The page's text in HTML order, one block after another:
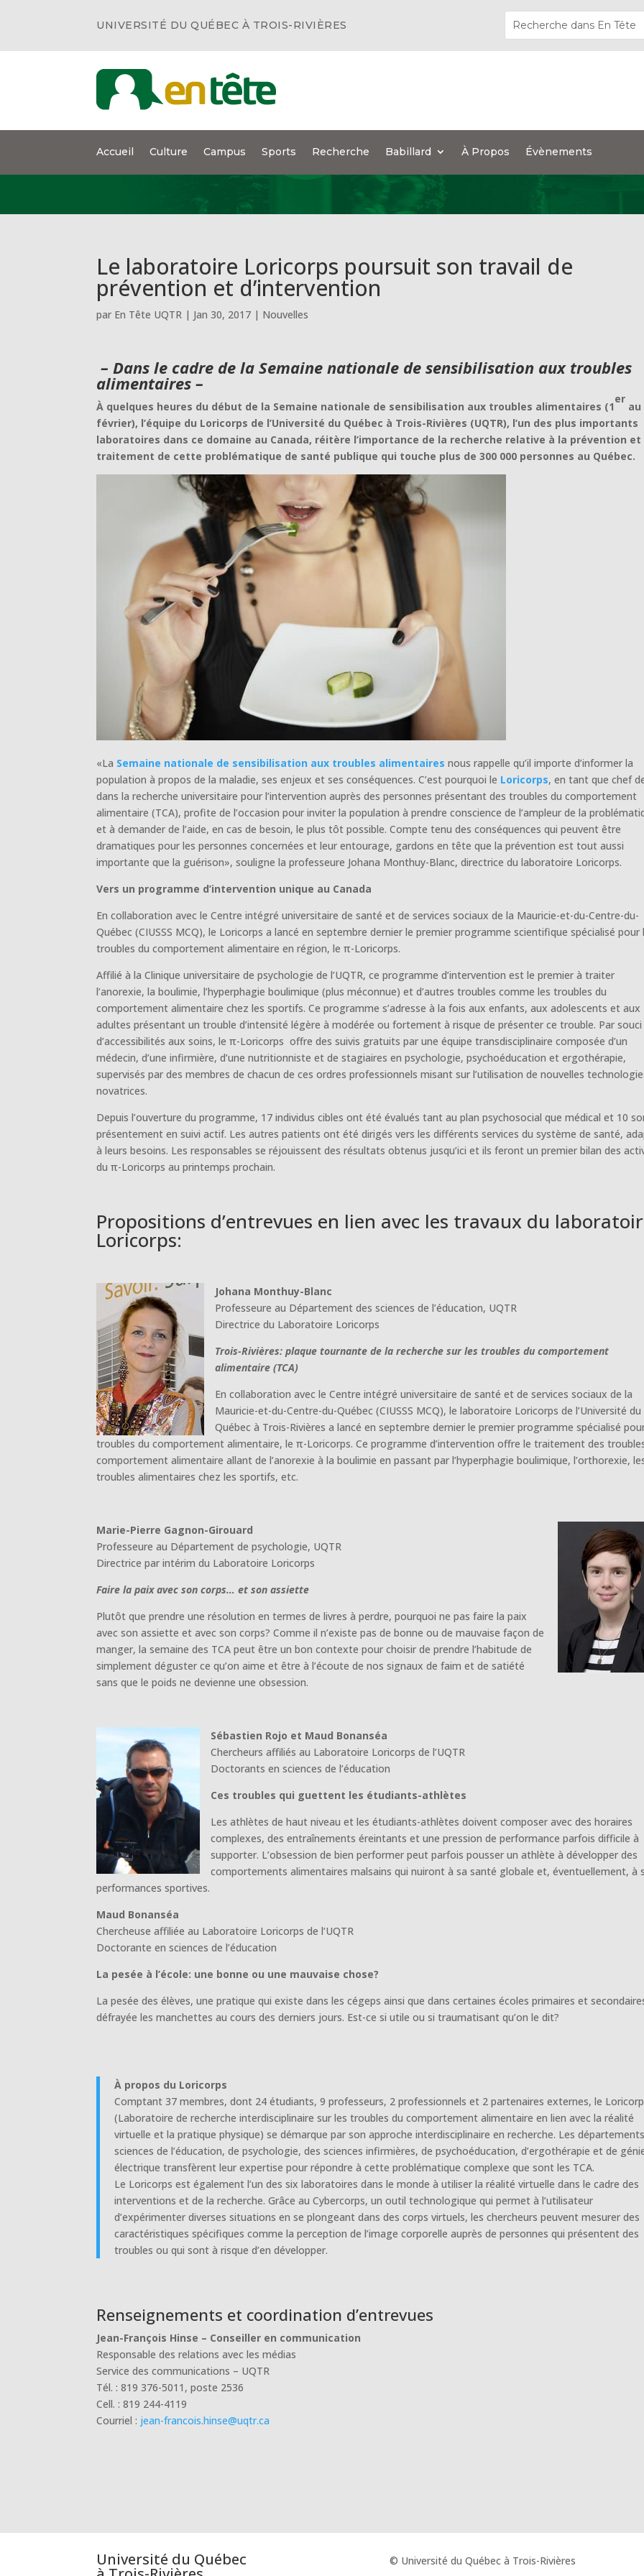
UNIVERSITÉ DU QUÉBEC À TROIS-RIVIÈRES
Accueil Culture Campus Sports Recherche Babillard À Propos Évènements
Le laboratoire Loricorps poursuit son travail de
prévention et d’intervention
par En Tête UQTR | Jan 30, 2017 | Nouvelles
– Dans le cadre de la Semaine nationale de sensibilisation aux troubles
alimentaires –
À quelques heures du début de la Semaine nationale de sensibilisation aux troubles alimentaires (1
er
au
février), l’équipe du Loricorps de l’Université du Québec à Trois-Rivières (UQTR), l’un des plus importants
laboratoires dans ce domaine au Canada, réitère l’importance de la recherche relative à la prévention et
traitement de cette problématique de santé publique qui touche plus de 300 000 personnes au Québec.
«La Semaine nationale de sensibilisation aux troubles alimentaires nous rappelle qu’il importe d’informer la
population à propos de la maladie, ses enjeux et ses conséquences. C’est pourquoi le Loricorps, en tant que chef
dans la recherche universitaire pour l’intervention auprès des personnes présentant des troubles du comportement
alimentaire (TCA), profite de l’occasion pour inviter la population à prendre conscience de l’ampleur de la
et à demander de l’aide, en cas de besoin, le plus tôt possible. Compte tenu des conséquences qui peuvent être
dramatiques pour les personnes concernées et leur entourage, gardons en tête que la prévention est tout aussi
importante que la guérison», souligne la professeure Johana Monthuy-Blanc, directrice du laboratoire Loricorps.
Vers un programme d’intervention unique au Canada
En collaboration avec le Centre intégré universitaire de santé et de services sociaux de la Mauricie-et-du-Centre-du-
Québec (CIUSSS MCQ), le Loricorps a lancé en septembre dernier le premier programme scientifique spécialisé pour
troubles du comportement alimentaire en région, le π-Loricorps.
Affilié à la Clinique universitaire de psychologie de l’UQTR, ce programme d’intervention est le premier à traiter
l’anorexie, la boulimie, l’hyperphagie boulimique (plus méconnue) et d’autres troubles comme les troubles du
comportement alimentaire chez les sportifs. Ce programme s’adresse à la fois aux enfants, aux adolescents et aux
adultes présentant un trouble d’intensité légère à modérée ou fortement à risque de présenter ce trouble. Par souci
d’accessibilités aux soins, le π-Loricorps offre des suivis gratuits par une équipe transdisciplinaire composée d’un
médecin, d’une infirmière, d’une nutritionniste et de stagiaires en psychologie, psychoéducation et ergothérapie,
supervisés par des membres de chacun de ces ordres professionnels misant sur l’utilisation de nouvelles
novatrices.
Depuis l’ouverture du programme, 17 individus cibles ont été évalués tant au plan psychosocial que médical et 10
présentement en suivi actif. Les autres patients ont été dirigés vers les différents services du système de santé,
à leurs besoins. Les responsables se réjouissent des résultats obtenus jusqu’ici et ils feront un premier bilan des
du π-Loricorps au printemps prochain.
Propositions d’entrevues en lien avec les travaux du
Loricorps:
Johana Monthuy-Blanc
Professeure au Département des sciences de l’éducation, UQTR
Directrice du Laboratoire Loricorps
Trois-Rivières: plaque tournante de la recherche sur les troubles du comportement
alimentaire (TCA)
En collaboration avec le Centre intégré universitaire de santé et de services sociaux de la
Mauricie-et-du-Centre-du-Québec (CIUSSS MCQ), le laboratoire Loricorps de l’Université du
Québec à Trois-Rivières a lancé en septembre dernier le premier programme spécialisé
troubles du comportement alimentaire, le π-Loricorps. Ce programme d’intervention offre le traitement des
comportement alimentaire allant de l’anorexie à la boulimie en passant par l’hyperphagie boulimique, l’orthorexie,
troubles alimentaires chez les sportifs, etc.
Marie-Pierre Gagnon-Girouard
Professeure au Département de psychologie, UQTR
Directrice par intérim du Laboratoire Loricorps
Faire la paix avec son corps… et son assiette
Plutôt que prendre une résolution en termes de livres à perdre, pourquoi ne pas faire la paix
avec son assiette et avec son corps? Comme il n’existe pas de bonne ou de mauvaise façon de
manger, la semaine des TCA peut être un bon contexte pour choisir de prendre l’habitude de
simplement déguster ce qu’on aime et être à l’écoute de nos signaux de faim et de satiété
sans que le poids ne devienne une obsession.
Sébastien Rojo et Maud Bonanséa
Chercheurs affiliés au Laboratoire Loricorps de l’UQTR
Doctorants en sciences de l’éducation
Ces troubles qui guettent les étudiants-athlètes
Les athlètes de haut niveau et les étudiants-athlètes doivent composer avec des horaires
complexes, des entraînements éreintants et une pression de performance parfois difficile à
supporter. L’obsession de bien performer peut parfois pousser un athlète à développer des
comportements alimentaires malsains qui nuiront à sa santé globale et, éventuellement, à
performances sportives.
Maud Bonanséa
Chercheuse affiliée au Laboratoire Loricorps de l’UQTR
Doctorante en sciences de l’éducation
La pesée à l’école: une bonne ou une mauvaise chose?
La pesée des élèves, une pratique qui existe dans les cégeps ainsi que dans certaines écoles primaires et
défrayée les manchettes au cours des derniers jours. Est-ce si utile ou si traumatisant qu’on le dit?
À propos du Loricorps
Comptant 37 membres, dont 24 étudiants, 9 professeurs, 2 professionnels et 2 partenaires externes, le
(Laboratoire de recherche interdisciplinaire sur les troubles du comportement alimentaire en lien avec la réalité
virtuelle et la pratique physique) se démarque par son approche interdisciplinaire en recherche. Les
sciences de l’éducation, de psychologie, des sciences infirmières, de psychoéducation, d’ergothérapie et de
électrique transfèrent leur expertise pour répondre à cette problématique complexe que sont les TCA.
Le Loricorps est également l’un des six laboratoires dans le monde à utiliser la réalité virtuelle dans le cadre des
interventions et de la recherche. Grâce au Cybercorps, un outil technologique qui permet à l’utilisateur
d’expérimenter diverses situations en se plongeant dans des corps virtuels, les chercheurs peuvent mesurer des
caractéristiques spécifiques comme la perception de l’image corporelle auprès de personnes qui présentent des
troubles ou qui sont à risque d’en développer.
Renseignements et coordination d’entrevues
Jean-François Hinse – Conseiller en communication
Responsable des relations avec les médias
Service des communications – UQTR
Tél. : 819 376-5011, poste 2536
Cell. : 819 244-4119
Courriel : jean-francois.hinse@uqtr.ca
Université du Québec © Université du Québec à Trois-Rivières